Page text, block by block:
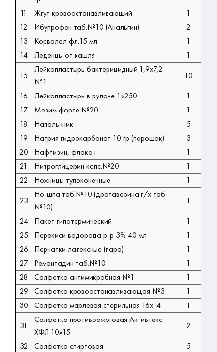
11
Жгут кровоостанавливающий
1
12
Ибупрофен таб.№10 (Анальгин)
2
13
Корвалол фл.15 мл
1
14
Леденцы от кашля
1
15
Лейкопластырь бактерицидный 1,9х7,2
№1
10
16
Лейкопластырь в рулоне 1х250
1
17
Мезим форте №20
1
18
Напальчник
5
19
Натрия гидрокарбонат 10 гр (порошок)
3
20
Нафтизин, флакон
1
21
Нитроглицерин капс.№20
1
22
Ножницы тупоконечные
1
23
Но-шпа таб.№10 (дротаверина г/х таб.
№10)
1
24
Пакет гипотермический
1
25
Перекиси водорода р-р 3% 40 мл
1
26
Перчатки латексные (пара)
1
27
Ремантадин таб.№10
1
28
Салфетка антимикробная №1
1
29
Салфетка кровоостанавливающая №3
1
30
Салфетка марлевая стерильная 16х14
1
31
Салфетка противоожоговая Активтекс
ХФЛ 10х15
2
32
Салфетка спиртовая
5